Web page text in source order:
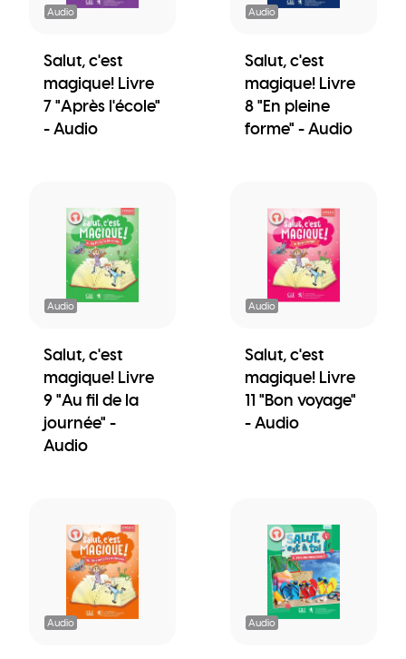
Audio
Salut, c'est
magique! Livre
7 "Après l'école"
- Audio
Audio
Salut, c'est
magique! Livre
8 "En pleine
forme" - Audio
Audio
Salut, c'est
magique! Livre
9 "Au fil de la
journée" -
Audio
Audio
Salut, c'est
magique! Livre
11 "Bon voyage"
- Audio
Audio Audio